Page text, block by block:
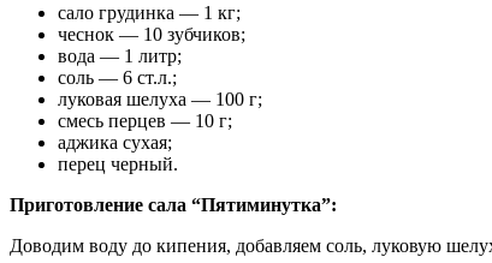
сало грудинка — 1 кг;
чеснок — 10 зубчиков;
вода — 1 литр;
соль — 6 ст.л.;
луковая шелуха — 100 г;
смесь перцев — 10 г;
аджика сухая;
перец черный.
Приготовление сала “Пятиминутка”:
Доводим воду до кипения, добавляем соль, луковую